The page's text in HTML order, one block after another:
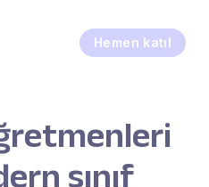
Hemen katıl
sınıf